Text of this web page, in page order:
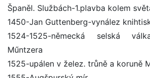
Španěl. Službách-1.plavba kolem
1450-Jan Guttenberg-vynález
1524-1525-německá selská
Műntzera
1525-upálen v želez. trůně a koruně